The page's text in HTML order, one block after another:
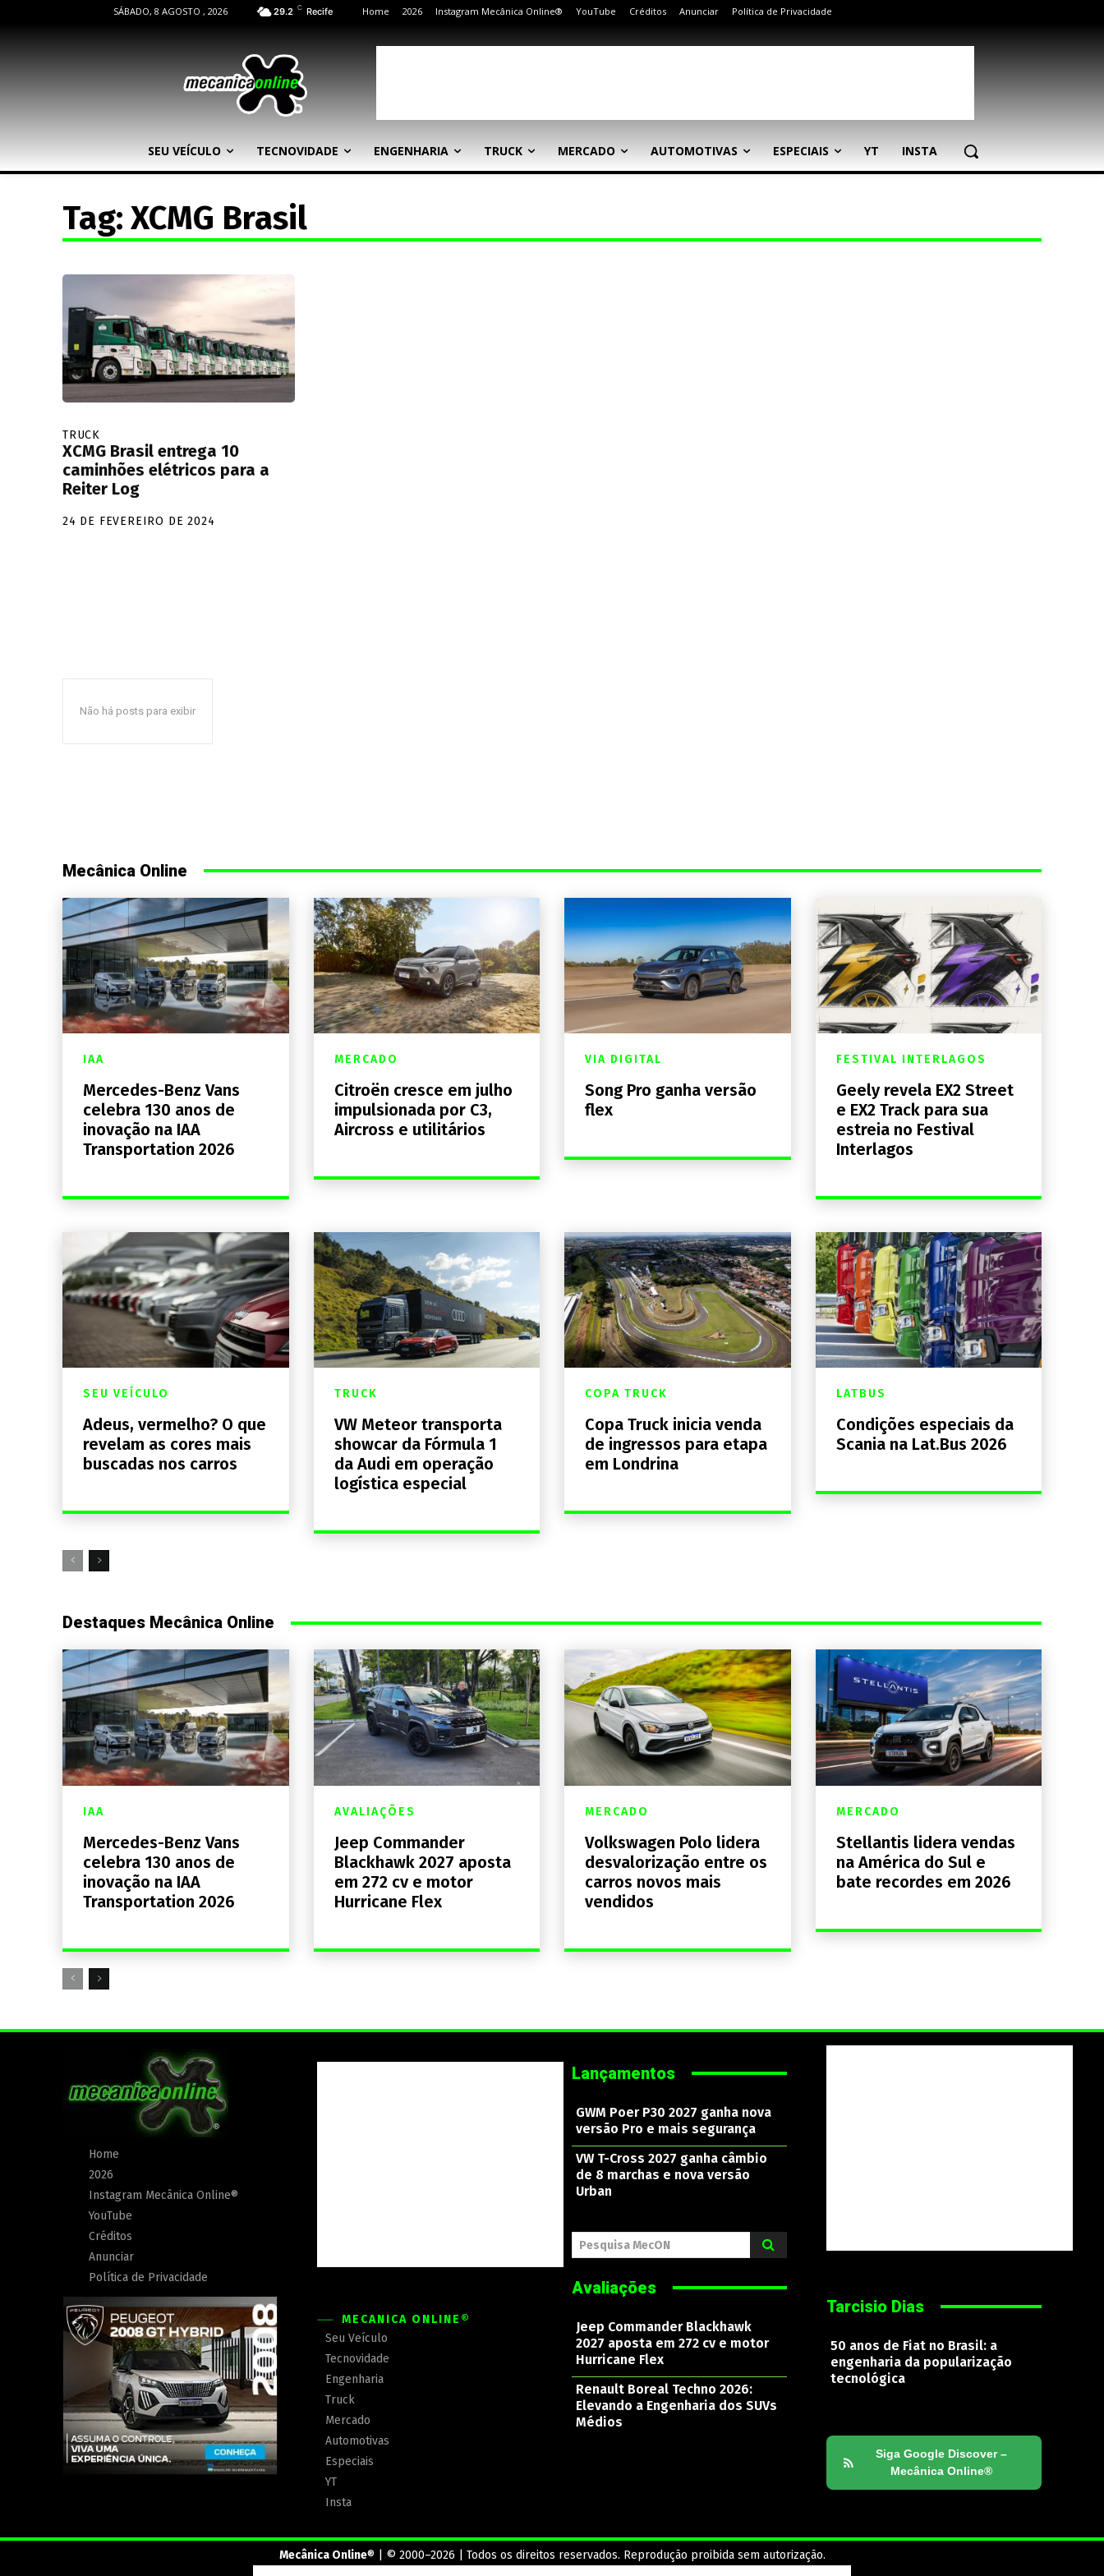
SÁBADO, 8 AGOSTO , 2026 29.2 C Recife Home 2026 Instagram Mecânica Online® YouTube Créditos Anunciar Política de Privacidade
SEU VEÍCULO TECNOVIDADE ENGENHARIA TRUCK MERCADO AUTOMOTIVAS ESPECIAIS YT INSTA
Tag: XCMG Brasil
TRUCK
XCMG Brasil entrega 10
caminhões elétricos para a
Reiter Log
24 DE FEVEREIRO DE 2024
Não há posts para exibir
Mecânica Online
IAA
Mercedes-Benz Vans
celebra 130 anos de
inovação na IAA
Transportation 2026
MERCADO
Citroën cresce em julho
impulsionada por C3,
Aircross e utilitários
VIA DIGITAL
Song Pro ganha versão
flex
FESTIVAL INTERLAGOS
Geely revela EX2 Street
e EX2 Track para sua
estreia no Festival
Interlagos
SEU VEÍCULO
Adeus, vermelho? O que
revelam as cores mais
buscadas nos carros
TRUCK
VW Meteor transporta
showcar da Fórmula 1
da Audi em operação
logística especial
COPA TRUCK
Copa Truck inicia venda
de ingressos para etapa
em Londrina
LATBUS
Condições especiais da
Scania na Lat.Bus 2026
Destaques Mecânica Online
IAA
Mercedes-Benz Vans
celebra 130 anos de
inovação na IAA
Transportation 2026
AVALIAÇÕES
Jeep Commander
Blackhawk 2027 aposta
em 272 cv e motor
Hurricane Flex
MERCADO
Volkswagen Polo lidera
desvalorização entre os
carros novos mais
vendidos
MERCADO
Stellantis lidera vendas
na América do Sul e
bate recordes em 2026
Home
2026
Instagram Mecânica Online®
YouTube
Créditos
Anunciar
Política de Privacidade
MECÂNICA ONLINE®
Seu Veículo
Tecnovidade
Engenharia
Truck
Mercado
Automotivas
Especiais
YT
Insta
Lançamentos
GWM Poer P30 2027 ganha nova
versão Pro e mais segurança
VW T-Cross 2027 ganha câmbio
de 8 marchas e nova versão
Urban
Pesquisa MecON
Avaliações
Jeep Commander Blackhawk
2027 aposta em 272 cv e motor
Hurricane Flex
Renault Boreal Techno 2026:
Elevando a Engenharia dos SUVs
Médios
Tarcisio Dias
50 anos de Fiat no Brasil: a
engenharia da popularização
tecnológica
Siga Google Discover –
Mecânica Online®
Mecânica Online® | © 2000–2026 | Todos os direitos reservados. Reprodução proibida sem autorização.